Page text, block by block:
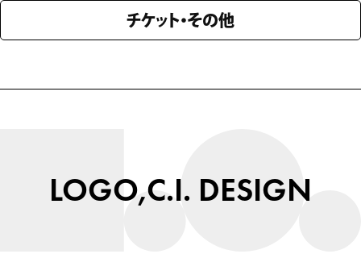
チケット・その他
LOGO,C.I. DESIGN